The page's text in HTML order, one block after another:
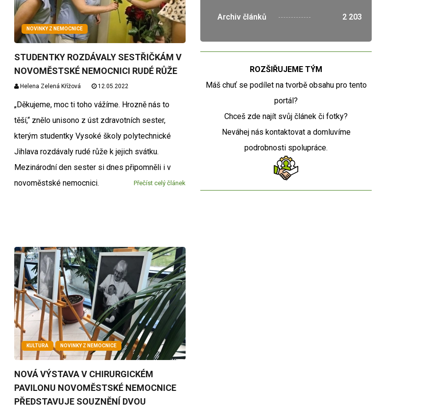
NOVINKY Z NEMOCNICE
STUDENTKY ROZDÁVALY SESTŘIČKÁM V
NOVOMĚSTSKÉ NEMOCNICI RUDÉ RŮŽE
Helena Zelená Křížová 12.05.2022
„Děkujeme, moc ti toho vážíme. Hrozně nás to
těší,“ znělo unisono z úst zdravotních sester,
kterým studentky Vysoké školy polytechnické
Jihlava rozdávaly rudé růže k jejich svátku.
Mezinárodní den sester si dnes připomněli i v
novoměstské nemocnici.
Přečíst celý článek
KULTURA NOVINKY Z NEMOCNICE
NOVÁ VÝSTAVA V CHIRURGICKÉM
PAVILONU NOVOMĚSTSKÉ NEMOCNICE
PŘEDSTAVUJE SOUZNĚNÍ DVOU
Archiv článků 2 203
ROZŠIŘUJEME TÝM
Máš chuť se podílet na tvorbě obsahu pro tento
portál?
Chceš zde najít svůj článek či fotky?
Neváhej nás kontaktovat a domluvíme
podrobnosti spolupráce.